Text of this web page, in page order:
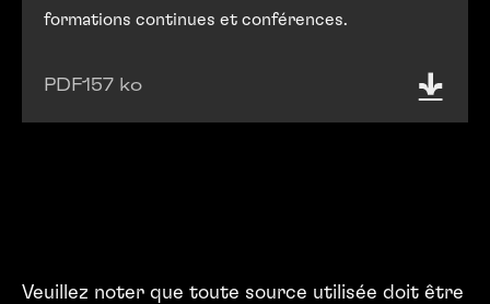
formations continues et conférences.
PDF157 ko
Veuillez noter que toute source utilisée doit être